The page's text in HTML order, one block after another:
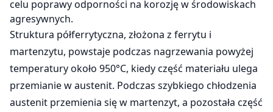
celu poprawy odporności na korozję w środowiskach
agresywnych.
Struktura półferrytyczna, złożona z ferrytu i
martenzytu, powstaje podczas nagrzewania powyżej
temperatury około 950°C, kiedy część materiału ulega
przemianie w austenit. Podczas szybkiego chłodzenia
austenit przemienia się w martenzyt, a pozostała część